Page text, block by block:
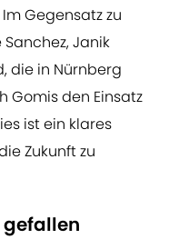
Gegensatz zu
Janik
die in Nürnberg
Gomis den Einsatz
ist ein klares
Zukunft zu